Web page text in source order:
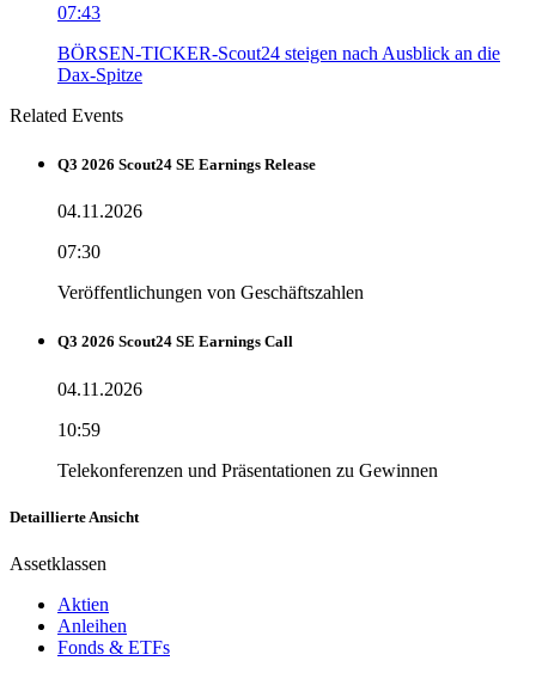
07:43
BÖRSEN-TICKER-Scout24 steigen nach Ausblick an die
Dax-Spitze
Related Events
Q3 2026 Scout24 SE Earnings Release
04.11.2026
07:30
Veröffentlichungen von Geschäftszahlen
Q3 2026 Scout24 SE Earnings Call
04.11.2026
10:59
Telekonferenzen und Präsentationen zu Gewinnen
Detaillierte Ansicht
Assetklassen
Aktien
Anleihen
Fonds & ETFs